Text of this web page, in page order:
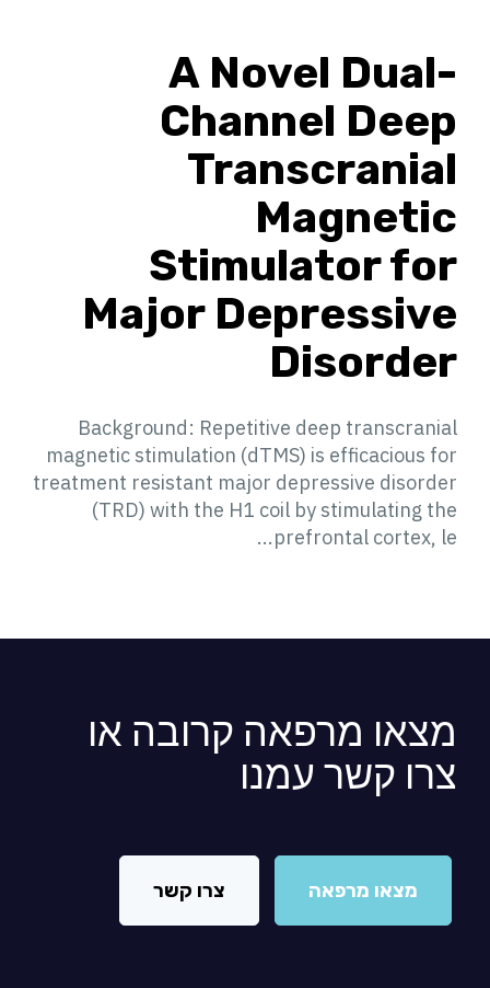
A Novel Dual-
Channel Deep
Transcranial
Magnetic
Stimulator for
Major Depressive
Disorder
Background: Repetitive deep transcranial
magnetic stimulation (dTMS) is efficacious for
treatment resistant major depressive disorder
(TRD) with the H1 coil by stimulating the
prefrontal cortex, le...
מצאו מרפאה קרובה או
צרו קשר עמנו
מצאו מרפאה צרו קשר